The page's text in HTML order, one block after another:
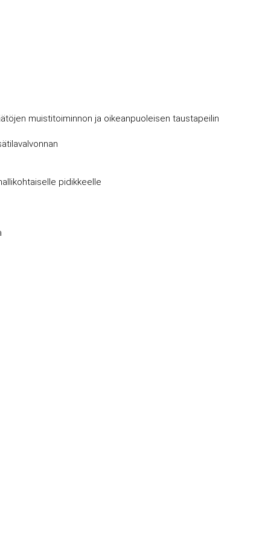
muistitoiminnon ja oikeanpuoleisen taustapeilin
pidikkeelle